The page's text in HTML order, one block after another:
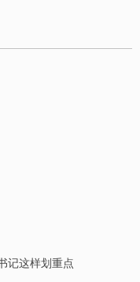
记这样划重点